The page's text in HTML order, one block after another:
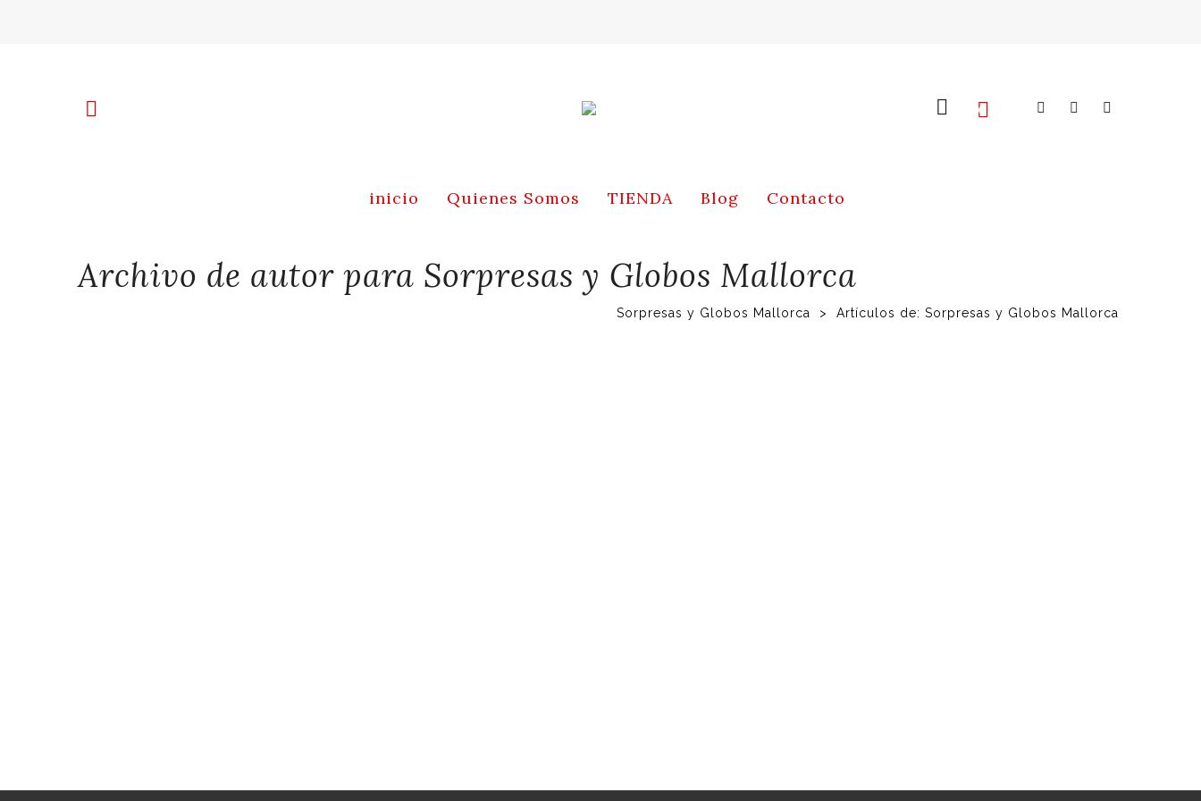
0
inicio Quienes Somos TIENDA Blog Contacto
Archivo de autor para Sorpresas y Globos Mallorca
Sorpresas y Globos Mallorca > Artículos de: Sorpresas y Globos Mallorca